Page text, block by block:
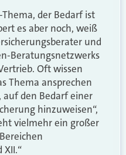
der Bedarf ist
es aber noch, weiß
und
Beratungsnetzwerks
Oft wissen
Thema ansprechen
auf den Bedarf einer
hinzuweisen“,
vielmehr ein großer
XII.“